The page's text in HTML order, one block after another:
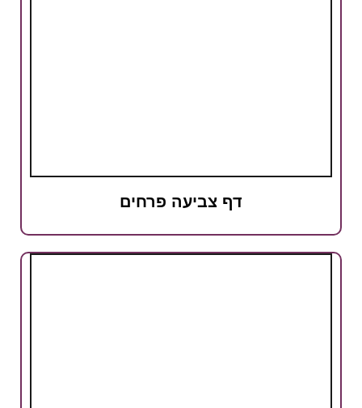
דף צביעה פרחים